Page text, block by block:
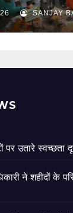
SANJAY
पर उतारे स्वच्छता
ने शहीदों के